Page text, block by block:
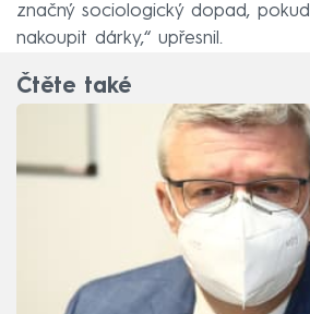
značný sociologický dopad,
nakoupit dárky,“ upřesnil.
Čtěte také